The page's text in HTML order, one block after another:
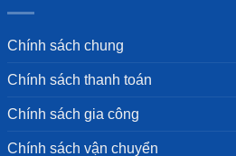
Chính sách chung
Chính sách thanh toán
Chính sách gia công
Chính sách vận chuyển